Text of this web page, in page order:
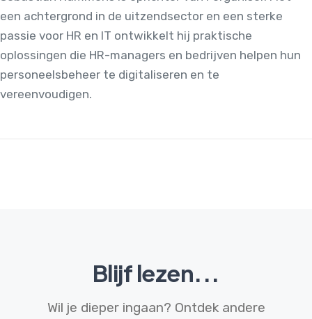
een achtergrond in de uitzendsector en een sterke
passie voor HR en IT ontwikkelt hij praktische
oplossingen die HR-managers en bedrijven helpen hun
personeelsbeheer te digitaliseren en te
vereenvoudigen.
Blijf lezen...
Wil je dieper ingaan? Ontdek andere